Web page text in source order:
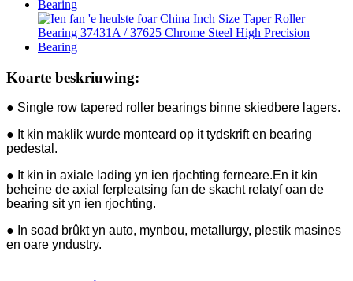
Koarte beskriuwing:
● Single row tapered roller bearings binne skiedbere lagers.
● It kin maklik wurde monteard op it tydskrift en bearing
pedestal.
● It kin in axiale lading yn ien rjochting ferneare.En it kin
beheine de axial ferpleatsing fan de skacht relatyf oan de
bearing sit yn ien rjochting.
● In soad brûkt yn auto, mynbou, metallurgy, plestik masines
en oare yndustry.